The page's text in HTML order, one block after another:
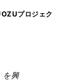
プロジェク
を興